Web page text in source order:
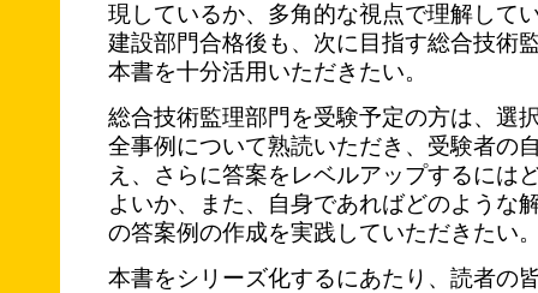
現しているか、多角的な視点で理解して
建設部門合格後も、次に目指す総合技術
本書を十分活用いただきたい。
総合技術監理部門を受験予定の方は、選
全事例について熟読いただき、受験者の
え、さらに答案をレベルアップするには
よいか、また、自身であればどのような
の答案例の作成を実践していただきたい
本書をシリーズ化するにあたり、読者の